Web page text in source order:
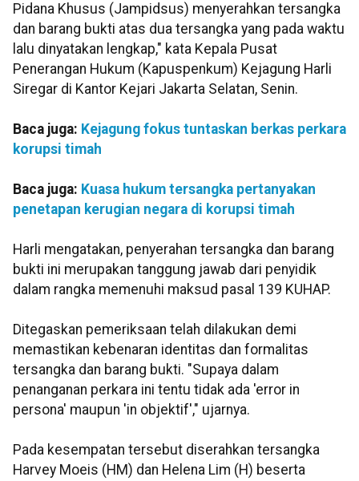
Pidana Khusus (Jampidsus) menyerahkan tersangka
dan barang bukti atas dua tersangka yang pada waktu
lalu dinyatakan lengkap," kata Kepala Pusat
Penerangan Hukum (Kapuspenkum) Kejagung Harli
Siregar di Kantor Kejari Jakarta Selatan, Senin.
Baca juga: Kejagung fokus tuntaskan berkas perkara
korupsi timah
Baca juga: Kuasa hukum tersangka pertanyakan
penetapan kerugian negara di korupsi timah
Harli mengatakan, penyerahan tersangka dan barang
bukti ini merupakan tanggung jawab dari penyidik
dalam rangka memenuhi maksud pasal 139 KUHAP.
Ditegaskan pemeriksaan telah dilakukan demi
memastikan kebenaran identitas dan formalitas
tersangka dan barang bukti. "Supaya dalam
penanganan perkara ini tentu tidak ada 'error in
persona' maupun 'in objektif'," ujarnya.
Pada kesempatan tersebut diserahkan tersangka
Harvey Moeis (HM) dan Helena Lim (H) beserta